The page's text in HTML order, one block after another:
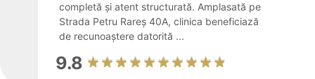
completă și atent structurată. Amplasată pe
Strada Petru Rareș 40A, clinica beneficiază
de recunoaștere datorită ...
9.8